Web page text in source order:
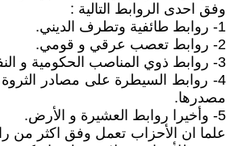
وفق احدى الروابط التالية :
1- روابط طائفية وتطرف الديني.
2- روابط تعصب عرقي و قومي.
3- روابط ذوي المناصب الحكومية و النفوذ وبذل السلاح.
4- روابط السيطرة على مصادر
مصدرها.
5- وأخيرا روابط العشيرة و الأرض.
علما ان الأحزاب تعمل وفق اكثر من